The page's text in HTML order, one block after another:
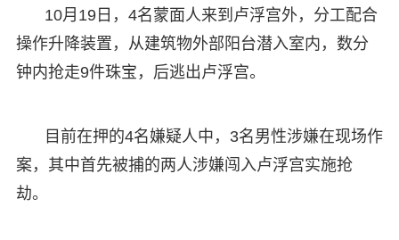
10月19日，4名蒙面人来到卢浮宫外，分工配合
操作升降装置，从建筑物外部阳台潜入室内，数分
钟内抢走9件珠宝，后逃出卢浮宫。
目前在押的4名嫌疑人中，3名男性涉嫌在现场作
案，其中首先被捕的两人涉嫌闯入卢浮宫实施抢
劫。